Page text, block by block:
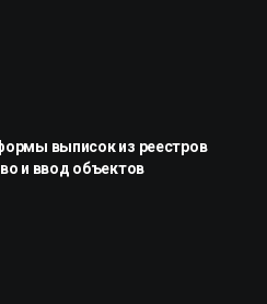
выписок из реестров
и ввод объектов